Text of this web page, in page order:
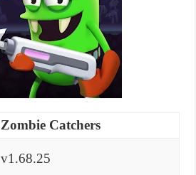
Zombie Catchers
v1.68.25